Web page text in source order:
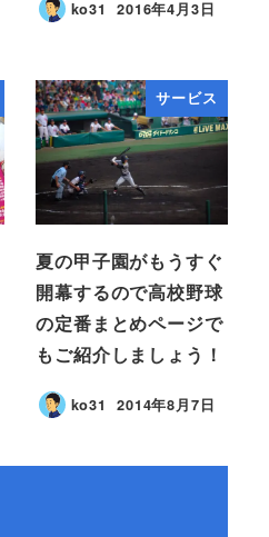
ko31 2016年4月3日
サービス
夏の甲子園がもうすぐ
開幕するので高校野球
の定番まとめページで
もご紹介しましょう！
ko31 2014年8月7日